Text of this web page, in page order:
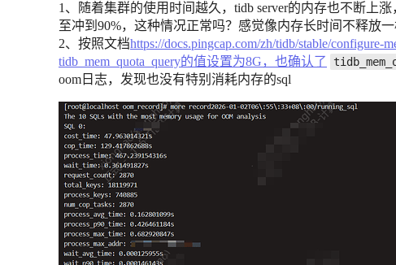
1、随着集群的使用时间越久，tidb server的内存也不断上
至冲到90%，这种情况正常吗？感觉像内存长时间不释放
2、按照文档https://docs.pingcap.com/zh/tidb/stable/configure-
tidb_mem_quota_query的值设置为8G，也确认了
oom日志，发现也没有特别消耗内存的sql